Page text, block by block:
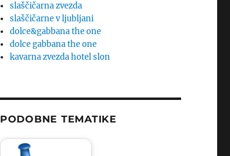
slaščičarna zvezda
slaščičarne v ljubljani
dolce&gabbana the one
dolce gabbana the one
kavarna zvezda hotel slon
PODOBNE TEMATIKE